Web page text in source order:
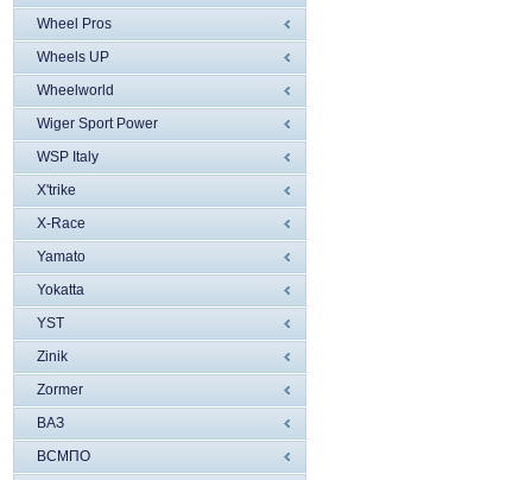
Wheel Pros
Wheels UP
Wheelworld
Wiger Sport Power
WSP Italy
X'trike
X-Race
Yamato
Yokatta
YST
Zinik
Zormer
ВАЗ
ВСМПО